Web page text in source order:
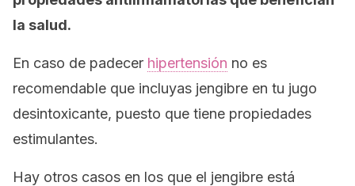
la salud.
En caso de padecer hipertensión no es
recomendable que incluyas jengibre en tu jugo
desintoxicante, puesto que tiene propiedades
estimulantes.
Hay otros casos en los que el jengibre está